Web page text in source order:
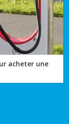
acheter une